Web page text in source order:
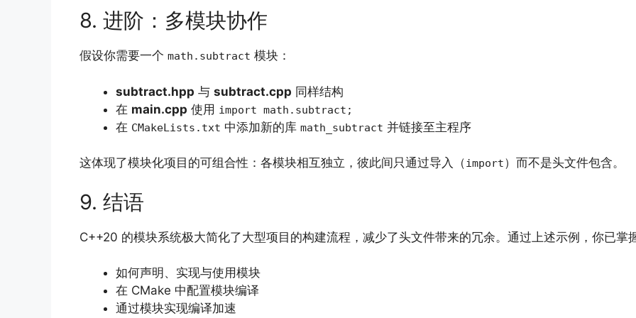
8. 进阶：多模块协作
假设你需要一个 math.subtract 模块：
subtract.hpp 与 subtract.cpp 同样结构
在 main.cpp 使用 import math.subtract;
在 CMakeLists.txt 中添加新的库 math_subtract 并链接至主程序
这体现了模块化项目的可组合性：各模块相互独立，彼此间只通过导入（import）而不是头文件包含。
9. 结语
C++20 的模块系统极大简化了大型项目的构建流程，减少了头文件带来的冗余。通过上述示例，你已掌
如何声明、实现与使用模块
在 CMake 中配置模块编译
通过模块实现编译加速